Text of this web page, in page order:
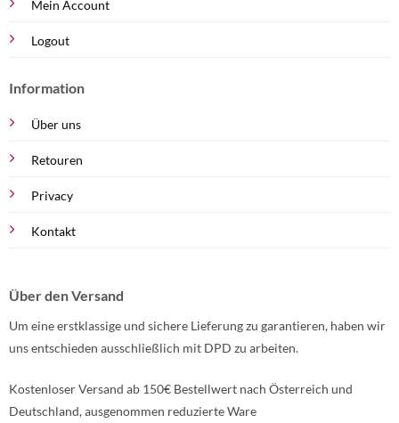
Mein Account
Logout
Information
Über uns
Retouren
Privacy
Kontakt
Über den Versand
Um eine erstklassige und sichere Lieferung zu garantieren, haben wir
uns entschieden ausschließlich mit DPD zu arbeiten.
Kostenloser Versand ab 150€ Bestellwert nach Österreich und
Deutschland, ausgenommen reduzierte Ware